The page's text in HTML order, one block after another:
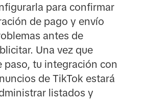
para confirmar
de pago y envío
antes de
Una vez que
paso, tu integración con
de TikTok estará
listados y